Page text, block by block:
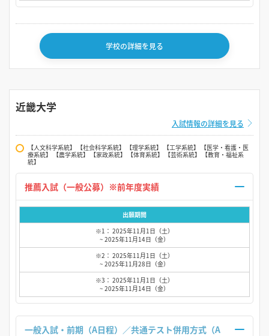
学校の詳細を見る
近畿大学
入試情報の詳細を見る
【人文科学系統】 【社会科学系統】 【理学系統】 【工学系統】 【医学・看護・医
療系統】 【農学系統】 【家政系統】 【体育系統】 【芸術系統】 【教育・福祉系
統】
出願期間
※1： 2025年11月1日（土）
~ 2025年11月14日（金）
※2： 2025年11月1日（土）
~ 2025年11月28日（金）
※3： 2025年11月1日（土）
~ 2025年11月14日（金）
一般入試・前期（A日程）／共通テスト併用方式（A